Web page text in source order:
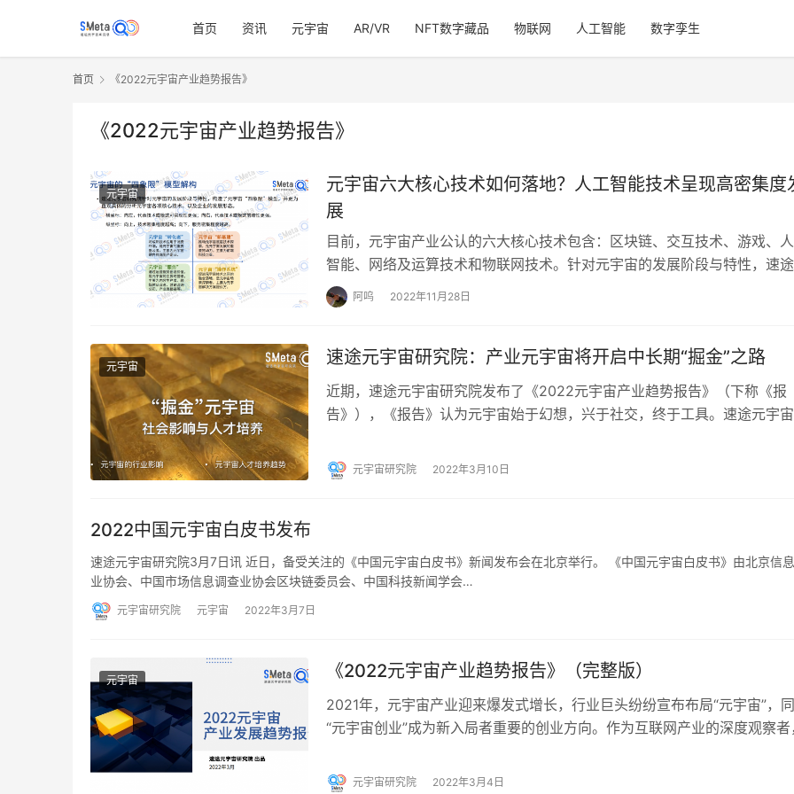
首页 资讯 元宇宙 AR/VR NFT数字藏品 物联网 人工智能 数字孪生
首页 《2022元宇宙产业趋势报告》
《2022元宇宙产业趋势报告》
元宇宙
元宇宙六大核心技术如何落地？人工智能技术呈现高密集度
展
目前，元宇宙产业公认的六大核心技术包含：区块链、交互技术、游戏、
智能、网络及运算技术和物联网技术。针对元宇宙的发展阶段与特性，速途
宇宙研究院在2022年3月公布的《2022元…
阿呜 2022年11月28日
元宇宙 速途元宇宙研究院：产业元宇宙将开启中长期“掘金”之路
近期，速途元宇宙研究院发布了《2022元宇宙产业趋势报告》（下称《报
告》），《报告》认为元宇宙始于幻想，兴于社交，终于工具。速途元宇宙
元宇宙研究院 2022年3月10日
2022中国元宇宙白皮书发布
速途元宇宙研究院3月7日讯 近日，备受关注的《中国元宇宙白皮书》新闻发布会在北京举行。 《中国元宇宙白皮书》由北京信
业协会、中国市场信息调查业协会区块链委员会、中国科技新闻学会…
元宇宙研究院 元宇宙 2022年3月7日
元宇宙 《2022元宇宙产业趋势报告》（完整版）
2021年，元宇宙产业迎来爆发式增长，行业巨头纷纷宣布布局“元宇宙”，
“元宇宙创业”成为新入局者重要的创业方向。作为互联网产业的深度观察者
元宇宙研究院 2022年3月4日